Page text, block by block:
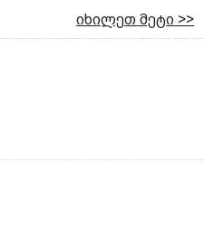
იხილეთ მეტი >>